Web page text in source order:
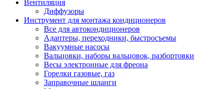
Вентиляция
Диффузоры
Инструмент для монтажа кондиционеров
Все для автокондиционеров
Адаптеры, переходники, быстросъемы
Вакуумные насосы
Вальцовки, наборы вальцовок, разбортовки
Весы электронные для фреона
Горелки газовые, газ
Заправочные шланги